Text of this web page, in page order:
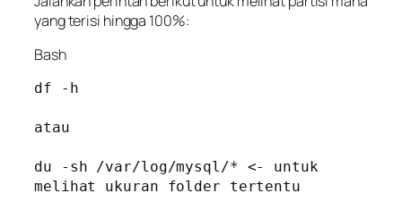
yang terisi hingga 100%:
Bash
df -h
atau
du -sh /var/log/mysql/* <- untuk
melihat ukuran folder tertentu